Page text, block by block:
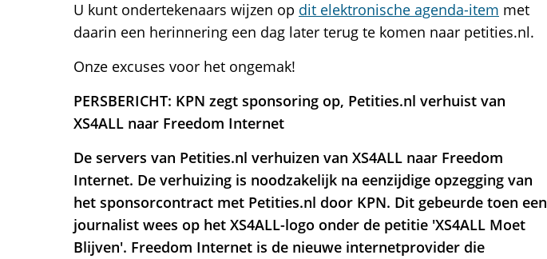
U kunt ondertekenaars wijzen op dit elektronische agenda-item met
daarin een herinnering een dag later terug te komen naar petities.nl.
Onze excuses voor het ongemak!
PERSBERICHT: KPN zegt sponsoring op, Petities.nl verhuist van
XS4ALL naar Freedom Internet
De servers van Petities.nl verhuizen van XS4ALL naar Freedom
Internet. De verhuizing is noodzakelijk na eenzijdige opzegging van
het sponsorcontract met Petities.nl door KPN. Dit gebeurde toen een
journalist wees op het XS4ALL-logo onder de petitie 'XS4ALL Moet
Blijven'. Freedom Internet is de nieuwe internetprovider die